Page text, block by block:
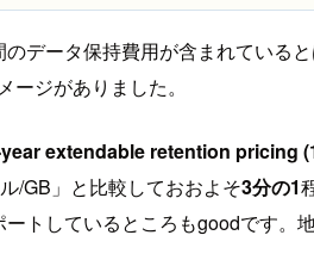
データ保持費用が含まれている
ジがありました。
extendable retention pricing
/GB」と比較しておおよそ3分の1
トしているところもgoodです。